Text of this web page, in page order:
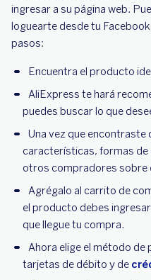
ingresar a su página web.
loguearte desde tu
pasos:
Encuentra el producto
AliExpress te hará
puedes buscar lo que
Una vez que encontraste
características, formas de
otros compradores sobre
Agrégalo al carrito de
el producto debes
que llegue tu compra.
Ahora elige el método de
tarjetas de débito y de